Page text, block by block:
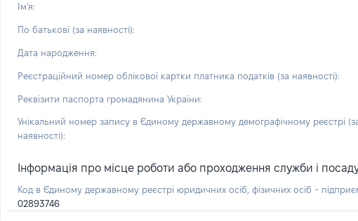
Ім'я:
По батькові (за наявності):
Дата народження:
Реєстраційний номер облікової картки платника податків (за наявності):
Реквізити паспорта громадянина України:
Унікальний номер запису в Єдиному державному демографічному реєстрі
наявності):
Інформація про місце роботи або проходження служби і
Код в Єдиному державному реєстрі юридичних осіб, фізичних осіб -
02893746